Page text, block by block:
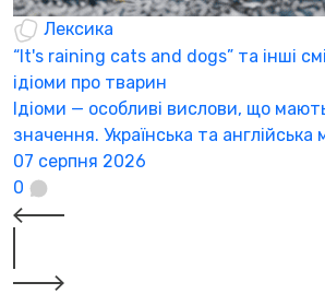
Лексика
“It's raining cats and dogs” та інші
ідіоми про тварин
Ідіоми — особливі вислови, що
значення. Українська та
07 серпня 2026
0